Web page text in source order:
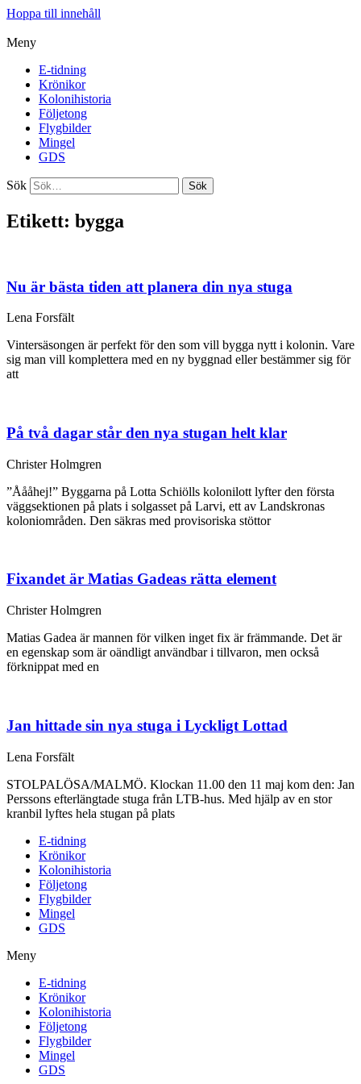
Hoppa till innehåll
Meny
E-tidning
Krönikor
Kolonihistoria
Följetong
Flygbilder
Mingel
GDS
Sök Sök
Etikett: bygga
Nu är bästa tiden att planera din nya stuga
Lena Forsfält
Vintersäsongen är perfekt för den som vill bygga nytt i kolonin. Vare
sig man vill komplettera med en ny byggnad eller bestämmer sig för
att
På två dagar står den nya stugan helt klar
Christer Holmgren
”Åååhej!” Byggarna på Lotta Schiölls kolonilott lyfter den första
väggsektionen på plats i solgasset på Larvi, ett av Landskronas
koloniområden. Den säkras med provisoriska stöttor
Fixandet är Matias Gadeas rätta element
Christer Holmgren
Matias Gadea är mannen för vilken inget fix är främmande. Det är
en egenskap som är oändligt användbar i tillvaron, men också
förknippat med en
Jan hittade sin nya stuga i Lyckligt Lottad
Lena Forsfält
STOLPALÖSA/MALMÖ. Klockan 11.00 den 11 maj kom den: Jan
Perssons efterlängtade stuga från LTB-hus. Med hjälp av en stor
kranbil lyftes hela stugan på plats
E-tidning
Krönikor
Kolonihistoria
Följetong
Flygbilder
Mingel
GDS
Meny
E-tidning
Krönikor
Kolonihistoria
Följetong
Flygbilder
Mingel
GDS